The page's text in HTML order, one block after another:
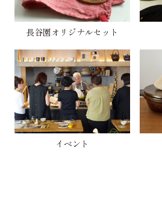
長谷園オリジナルセット
イベント